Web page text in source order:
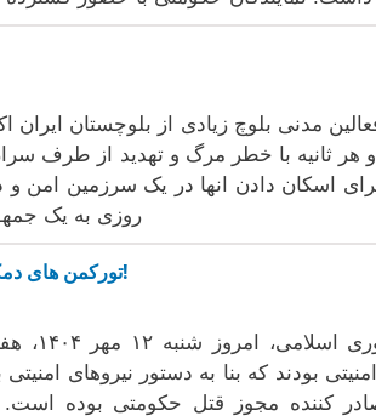
مدنی بلوچ زیادی از بلوچستان ایران
و هر ثانیه با خطر مرگ و تهدید از طرف
اسکان دادن انها در یک سرزمین امن و
روزی به یک
تورکمن های دمکرات ایران : قتل های حکومتی را محکوم می کنیم!
قوه
بودند که بنا به دستور نیروهای
صادر کننده مجوز قتل حکومتی بوده